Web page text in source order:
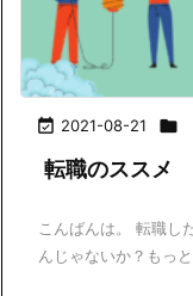
 2021-08-21 
転職のススメ
こんばんは。 転職し
んじゃないか？もっ